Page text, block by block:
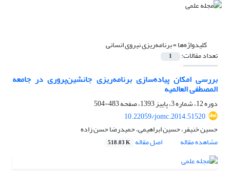
کلیدواژه‌ها =برنامه‌ریزی نیروی انسانی
تعداد مقالات: 1
بررسی امکان پیاده‌سازی برنامه‌ریزی جانشین‌پروری در جامعه
المصطفی العالمیه
دوره 12، شماره 3، پاییز 1393، صفحه
483-504
10.22059/jomc.2014.51520
حسین خنیفر، حسین ابراهیمی، حمیدرضا حسن زاده
مشاهده مقاله
اصل مقاله 518.03 K